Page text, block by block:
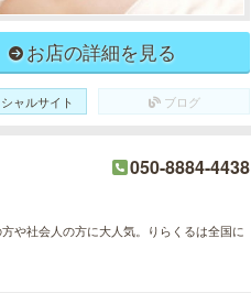
お店の詳細を見る
ャルサイト ブログ
050-8884-4438
や社会人の方に大人気。りらくるは全国に